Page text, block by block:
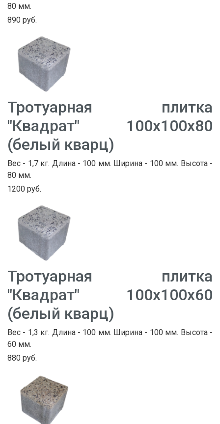
80 мм.
890 руб.
Тротуарная плитка
"Квадрат" 100х100х80
(белый кварц)
Вес - 1,7 кг. Длина - 100 мм. Ширина - 100 мм. Высота -
80 мм.
1200 руб.
Тротуарная плитка
"Квадрат" 100х100х60
(белый кварц)
Вес - 1,3 кг. Длина - 100 мм. Ширина - 100 мм. Высота -
60 мм.
880 руб.